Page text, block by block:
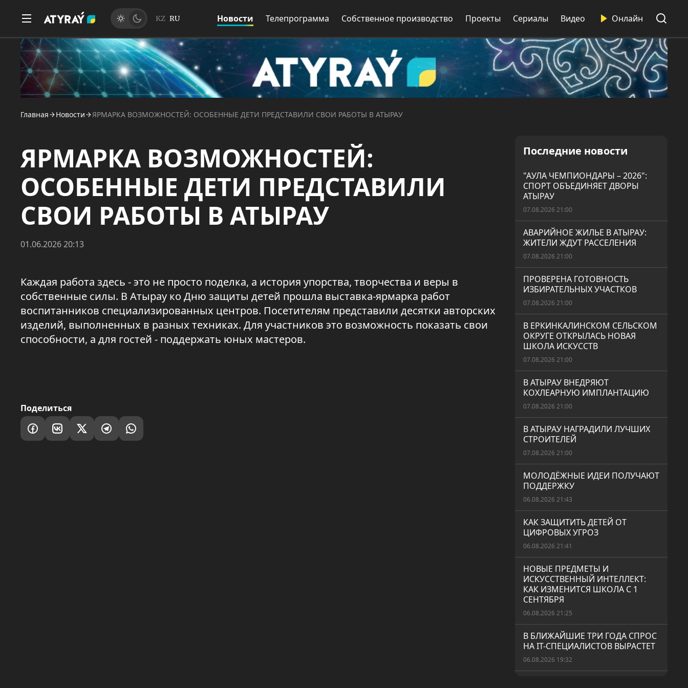
KZ RU Новости Телепрограмма Собственное производство Проекты Сериалы Видео Онлайн
Главная Новости ЯРМАРКА ВОЗМОЖНОСТЕЙ: ОСОБЕННЫЕ ДЕТИ ПРЕДСТАВИЛИ СВОИ РАБОТЫ В АТЫРАУ
ЯРМАРКА ВОЗМОЖНОСТЕЙ:
ОСОБЕННЫЕ ДЕТИ ПРЕДСТАВИЛИ
СВОИ РАБОТЫ В АТЫРАУ
01.06.2026 20:13
Каждая работа здесь - это не просто поделка, а история упорства, творчества и веры в
собственные силы. В Атырау ко Дню защиты детей прошла выставка-ярмарка работ
воспитанников специализированных центров. Посетителям представили десятки авторских
изделий, выполненных в разных техниках. Для участников это возможность показать свои
способности, а для гостей - поддержать юных мастеров.
Поделиться
Последние новости
"АУЛА ЧЕМПИОНДАРЫ – 2026":
СПОРТ ОБЪЕДИНЯЕТ ДВОРЫ
АТЫРАУ
07.08.2026 21:00
АВАРИЙНОЕ ЖИЛЬЕ В АТЫРАУ:
ЖИТЕЛИ ЖДУТ РАССЕЛЕНИЯ
07.08.2026 21:00
ПРОВЕРЕНА ГОТОВНОСТЬ
ИЗБИРАТЕЛЬНЫХ УЧАСТКОВ
07.08.2026 21:00
В ЕРКИНКАЛИНСКОМ СЕЛЬСКОМ
ОКРУГЕ ОТКРЫЛАСЬ НОВАЯ
ШКОЛА ИСКУССТВ
07.08.2026 21:00
В АТЫРАУ ВНЕДРЯЮТ
КОХЛЕАРНУЮ ИМПЛАНТАЦИЮ
07.08.2026 21:00
В АТЫРАУ НАГРАДИЛИ ЛУЧШИХ
СТРОИТЕЛЕЙ
07.08.2026 21:00
МОЛОДЁЖНЫЕ ИДЕИ ПОЛУЧАЮТ
ПОДДЕРЖКУ
06.08.2026 21:43
КАК ЗАЩИТИТЬ ДЕТЕЙ ОТ
ЦИФРОВЫХ УГРОЗ
06.08.2026 21:41
НОВЫЕ ПРЕДМЕТЫ И
ИСКУССТВЕННЫЙ ИНТЕЛЛЕКТ:
КАК ИЗМЕНИТСЯ ШКОЛА С 1
СЕНТЯБРЯ
06.08.2026 21:25
В БЛИЖАЙШИЕ ТРИ ГОДА СПРОС
НА IT-СПЕЦИАЛИСТОВ ВЫРАСТЕТ
06.08.2026 19:32